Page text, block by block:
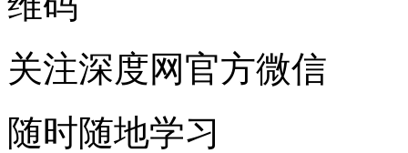
关注深度网官方微信
随时随地学习